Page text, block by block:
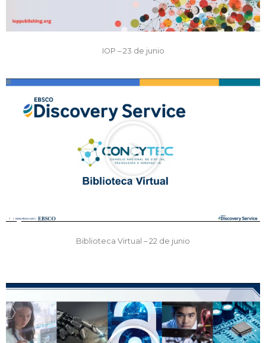
IOP – 23 de junio
Biblioteca Virtual – 22 de junio